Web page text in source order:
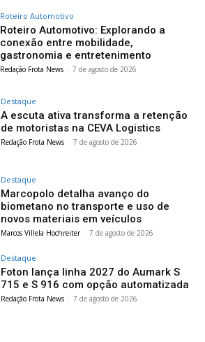
Roteiro Automotivo
Roteiro Automotivo: Explorando a
conexão entre mobilidade,
gastronomia e entretenimento
Redação Frota News - 7 de agosto de 2026
Destaque
A escuta ativa transforma a retenção
de motoristas na CEVA Logistics
Redação Frota News - 7 de agosto de 2026
Destaque
Marcopolo detalha avanço do
biometano no transporte e uso de
novos materiais em veículos
Marcos Villela Hochreiter - 7 de agosto de 2026
Destaque
Foton lança linha 2027 do Aumark S
715 e S 916 com opção automatizada
Redação Frota News - 7 de agosto de 2026